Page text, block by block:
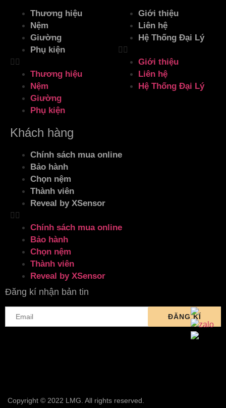
Thương hiệu
Nệm
Giường
Phụ kiện
Thương hiệu
Nệm
Giường
Phụ kiện
Giới thiệu
Liên hệ
Hệ Thống Đại Lý
Giới thiệu
Liên hệ
Hệ Thống Đại Lý
Khách hàng
Chính sách mua online
Bảo hành
Chọn nệm
Thành viên
Reveal by XSensor
Chính sách mua online
Bảo hành
Chọn nệm
Thành viên
Reveal by XSensor
Đăng kí nhận bản tin
Copyright © 2022 LMG. All rights reserved.